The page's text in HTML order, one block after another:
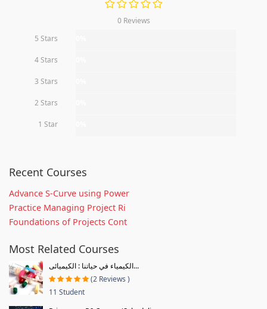
0 Reviews
5 Stars
4 Stars
3 Stars
2 Stars
1 Star
Recent Courses
Advance S-Curve using Power
Practice Managing Project Ri
Foundations of Projects Cont
Most Related Courses
الكيمياء في حياتنا : الكيميائى...
(2 Reviews )
11 Student